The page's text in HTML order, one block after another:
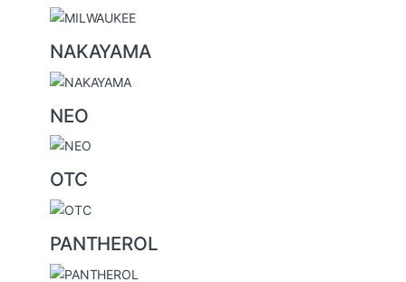
NAKAYAMA
NEO
OTC
PANTHEROL